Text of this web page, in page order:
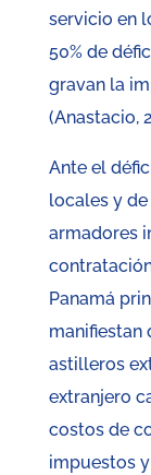
servicio en
50% de
gravan la
(Anastacio,
Ante el
locales y
armadores
Panamá
manifiestan
astilleros
extranjero
costos de
impuestos